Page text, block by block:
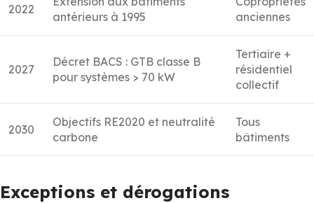
2022
antérieurs à 1995
anciennes
2027
Décret BACS : GTB classe B
pour systèmes > 70 kW
Tertiaire +
résidentiel
collectif
2030
Objectifs RE2020 et neutralité
carbone
Tous
bâtiments
Exceptions et dérogations